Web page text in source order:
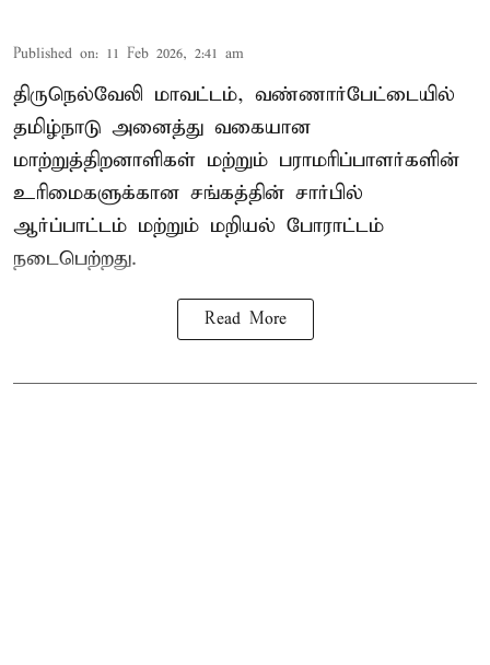
Published on: 11 Feb 2026, 2:41 am
திருநெல்வேலி மாவட்டம், வண்ணார்பேட்டையில்
தமிழ்நாடு அனைத்து வகையான
மாற்றுத்திறனாளிகள் மற்றும் பராமரிப்பாளர்களின்
உரிமைகளுக்கான சங்கத்தின் சார்பில்
ஆர்ப்பாட்டம் மற்றும் மறியல் போராட்டம்
நடைபெற்றது.
Read More